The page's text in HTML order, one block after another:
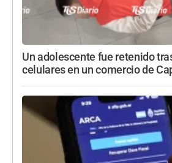
Un adolescente fue retenido
celulares en un comercio de